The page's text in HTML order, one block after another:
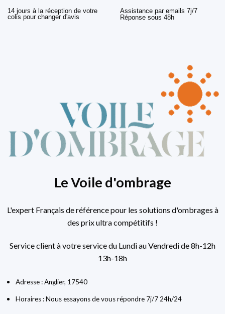
14 jours à la réception de votre
colis pour changer d'avis
Assistance par emails 7j/7
Réponse sous 48h
Le Voile d'ombrage
L'expert Français de référence pour les solutions d'ombrages à
des prix ultra compétitifs !
Service client à votre service du Lundi au Vendredi de 8h-12h
13h-18h
Adresse : Anglier, 17540
Horaires : Nous essayons de vous répondre 7j/7 24h/24